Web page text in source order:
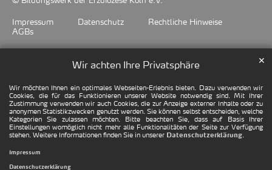
Wir achten Ihre Privatsphäre
Wir möchten Ihnen ein optimales Webseiten-Erlebnis bieten. Dazu verwenden wir
Cookies, die für das Funktionieren unserer Website notwendig sind. Mit Ihrer
Zustimmung verwenden wir auch Cookies, die zur Anzeige externer Inhalte oder zu
anonymen Statistikzwecken genutzt werden. Sie können selbst entscheiden, welche
Kategorien Sie zulassen möchten. Bitte beachten Sie, dass auf Basis Ihrer
Einstellungen womöglich nicht mehr alle Funktionalitäten der Seite zur Verfügung
stehen. Weitere Informationen finden Sie in unserer Datenschutzerklärung.
✕
Impressum
Datenschutzerklärung
Impressum
Datenschutz
Rechtliche Hinweise
AGBs